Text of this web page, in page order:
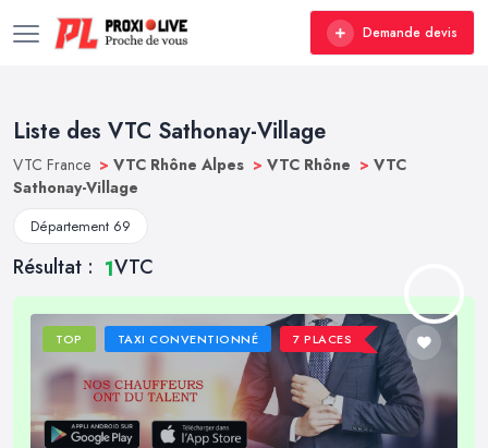
Demande devis
Liste des VTC Sathonay-Village
VTC France > VTC Rhône Alpes > VTC Rhône > VTC
Sathonay-Village
Département 69
Résultat : 1VTC
TOP TAXI CONVENTIONNÉ 7 PLACES